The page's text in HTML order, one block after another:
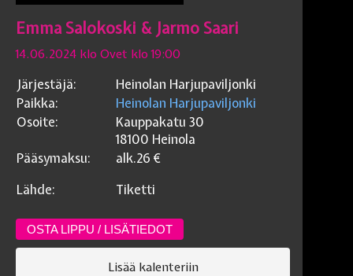
Emma Salokoski & Jarmo Saari
14.06.2024 klo Ovet klo 19:00
Järjestäjä:
Heinolan Harjupaviljonki
Paikka:
Heinolan Harjupaviljonki
Osoite:
Kauppakatu 30
18100 Heinola
Pääsymaksu:
alk.26 €
Lähde:
Tiketti
OSTA LIPPU / LISÄTIEDOT
Lisää kalenteriin